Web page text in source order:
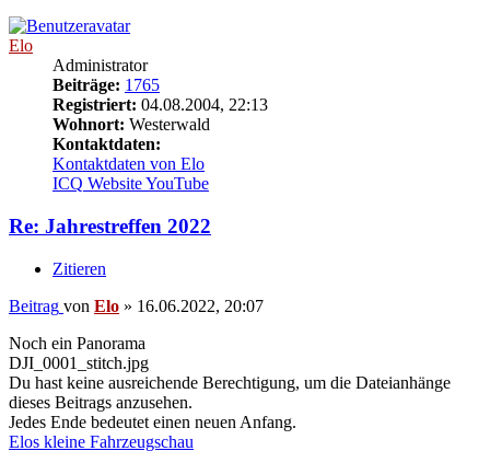
Elo
Administrator
Beiträge: 1765
Registriert: 04.08.2004, 22:13
Wohnort: Westerwald
Kontaktdaten:
Kontaktdaten von Elo
ICQ WebsiteYouTube
Re: Jahrestreffen 2022
Zitieren
Beitrag von Elo » 16.06.2022, 20:07
Noch ein Panorama
DJI_0001_stitch.jpg
Du hast keine ausreichende Berechtigung, um die Dateianhänge
dieses Beitrags anzusehen.
Jedes Ende bedeutet einen neuen Anfang.
Elos kleine Fahrzeugschau